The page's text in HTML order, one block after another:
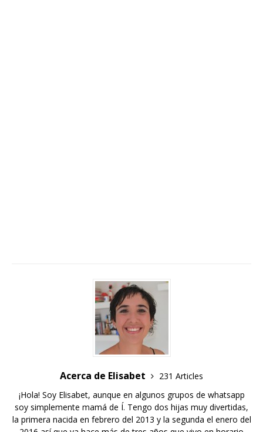
Acerca de Elisabet
231 Articles
¡Hola! Soy Elisabet, aunque en algunos grupos de whatsapp
soy simplemente mamá de Í. Tengo dos hijas muy divertidas,
la primera nacida en febrero del 2013 y la segunda el enero del